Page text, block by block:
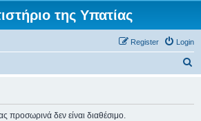
της Υπατίας
Login
Register
προσωρινά δεν είναι διαθέσιμο.